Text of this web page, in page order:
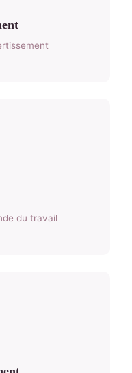
du travail